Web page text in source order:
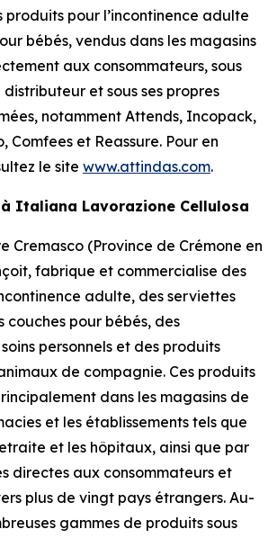
produits pour l’incontinence adulte
bébés, vendus dans les magasins
aux consommateurs, sous
et sous ses propres
notamment Attends, Incopack,
Comfees et Reassure. Pour en
le site www.attindas.com.
Italiana Lavorazione Cellulosa
Cremasco (Province de Crémone en
fabrique et commercialise des
adulte, des serviettes
couches pour bébés, des
personnels et des produits
de compagnie. Ces produits
dans les magasins de
et les établissements tels que
et les hôpitaux, ainsi que par
directes aux consommateurs et
plus de vingt pays étrangers. Au-
gammes de produits sous